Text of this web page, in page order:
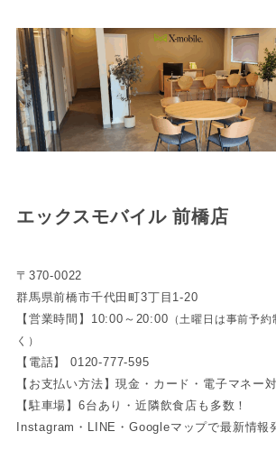
エックスモバイル 前橋店
〒370-0022
群馬県前橋市千代田町3丁目1-20
【営業時間】10:00～20:00 （土曜日は事前予
く）
【電話】 0120-777-595
【お支払い方法】現金・カード・電子マネー
【駐車場】6台あり・近隣飲食店も多数！
Instagram・LINE・Googleマップで最新情報